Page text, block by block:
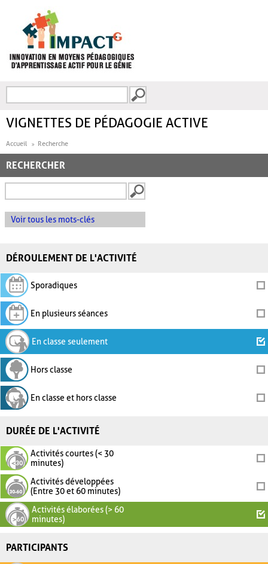
FORMULAIRE DE
VIGNETTES DE PÉDAGOGIE ACTIVE
Accueil Recherche
RECHERCHER
Voir tous les mots-clés
DÉROULEMENT DE L'ACTIVITÉ
Sporadiques
En plusieurs séances
En classe seulement
Hors classe
En classe et hors classe
DURÉE DE L'ACTIVITÉ
Activités courtes (< 30
minutes)
Activités développées
(Entre 30 et 60 minutes)
Activités élaborées (> 60
minutes)
PARTICIPANTS